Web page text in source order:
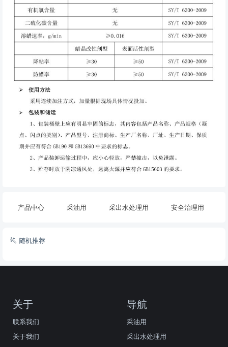
产品中心 采油用 采出水处理用 安全治理用
随机推荐
关于
联系我们
关于我们
导航
采油用
采出水处理用